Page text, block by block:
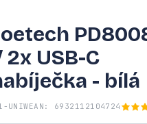
2x USB-C
- bílá
UNIWEAN: 6932112104724